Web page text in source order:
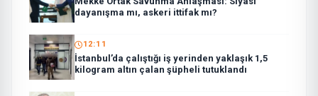
dayanışma mı, askeri ittifak mı?
12:11
İstanbul’da çalıştığı iş yerinden yaklaşık 1,5
kilogram altın çalan şüpheli tutuklandı